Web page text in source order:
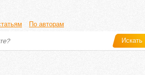
По авторам
Искать